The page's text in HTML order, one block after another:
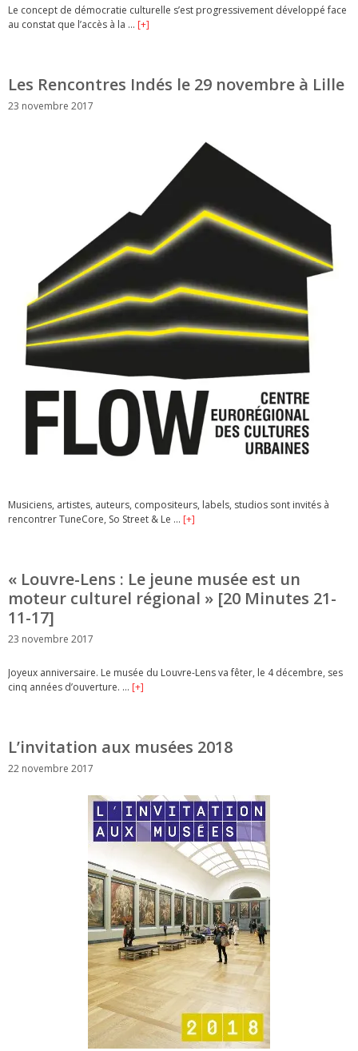
Le concept de démocratie culturelle s’est progressivement développé face
au constat que l’accès à la … [+]
Les Rencontres Indés le 29 novembre à Lille
23 novembre 2017
Musiciens, artistes, auteurs, compositeurs, labels, studios sont invités à
rencontrer TuneCore, So Street & Le … [+]
« Louvre-Lens : Le jeune musée est un
moteur culturel régional » [20 Minutes 21-
11-17]
23 novembre 2017
Joyeux anniversaire. Le musée du Louvre-Lens va fêter, le 4 décembre, ses
cinq années d’ouverture. … [+]
L’invitation aux musées 2018
22 novembre 2017